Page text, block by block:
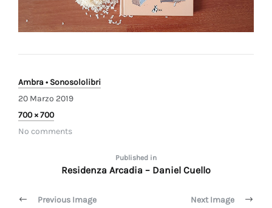
Ambra • Sonosololibri
20 Marzo 2019
Full
size
700 × 700
No comments
Navigazione
articoli
Published in
Residenza Arcadia – Daniel Cuello
Previous Image Next Image